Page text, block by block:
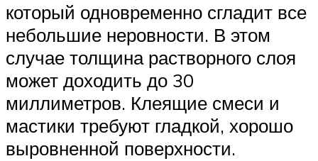
который одновременно сгладит все
небольшие неровности. В этом
случае толщина растворного слоя
может доходить до 30
миллиметров. Клеящие смеси и
мастики требуют гладкой, хорошо
выровненной поверхности.